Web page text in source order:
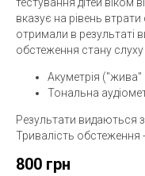
вказує на рівень втрати
отримали в результаті
обстеження стану
Акуметрія
Тональна
Результати видаються
Тривалість обстеження -
800 грн